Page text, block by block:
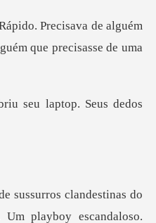
de alguém
qu
seu laptop. Seus